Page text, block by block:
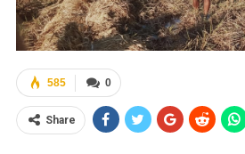
0
585
Share